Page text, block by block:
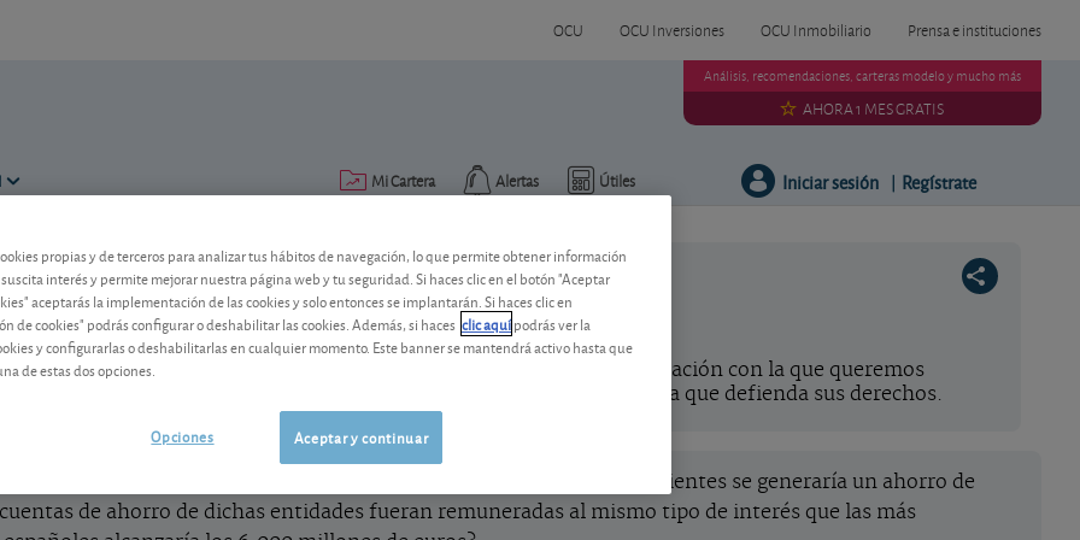
OCU OCU Inversiones OCU Inmobiliario Prensa e instituciones
Útiles
Alertas
Mi Cartera
Análisis, recomendaciones, carteras modelo y mucho más
AHORA 1 MES GRATIS
Iniciar sesión | Regístrate
lectura: 1 min. Publicado el 14 marzo 2012
¡Muévete por tu dinero!
Ponemos en marcha una campaña de acción e información con la que queremos
ayudarle a que saque el máximo partido a su dinero y a que defienda sus derechos.
dejaran de cobrar comisiones de mantenimiento por sus cuentas corrientes se generaría un ahorro de
de ahorro de dichas entidades fueran remuneradas al mismo tipo de interés que las más
propias y de terceros para analizar tus hábitos de navegación, lo que permite obtener información
interés y permite mejorar nuestra página web y tu seguridad. Si haces clic en el botón "Aceptar
aceptarás la implementación de las cookies y solo entonces se implantarán. Si haces clic en
de cookies" podrás configurar o deshabilitar las cookies. Además, si haces clic aquípodrás ver la
y configurarlas o deshabilitarlas en cualquier momento. Este banner se mantendrá activo hasta que
de estas dos opciones.
Aceptar y continuar
Opciones